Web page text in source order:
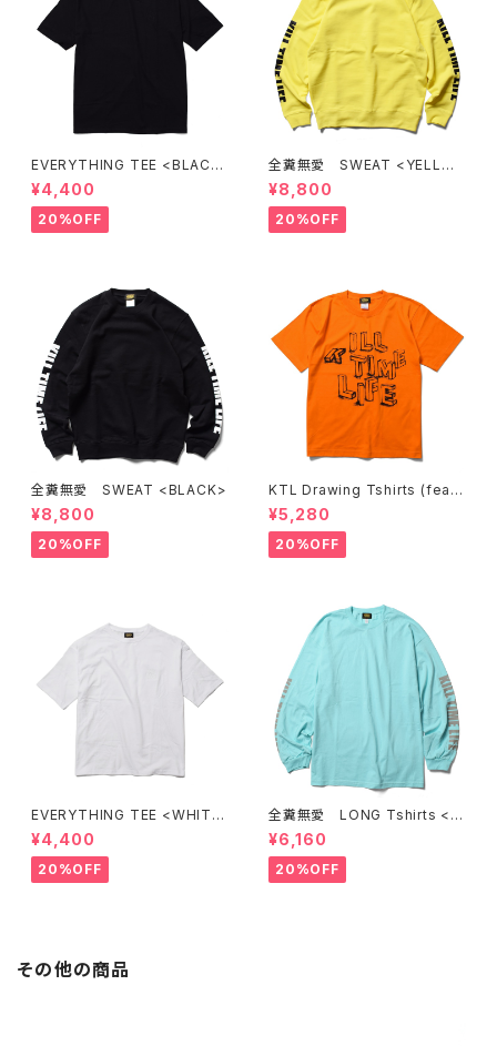
EVERYTHING TEE <BLACK
>
¥4,400
20%OFF
全糞無愛 SWEAT <YELLO
W>
¥8,800
20%OFF
全糞無愛 SWEAT <BLACK>
¥8,800
20%OFF
KTL Drawing Tshirts (feat.
A&A PRINTING) <ORANGE>
¥5,280
20%OFF
EVERYTHING TEE <WHITE
>
¥4,400
20%OFF
全糞無愛 LONG Tshirts < C
ELADON >
¥6,160
20%OFF
その他の商品